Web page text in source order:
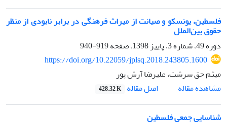
فلسطین، یونسکو و صیانت از میراث فرهنگی در برابر نابودی از منظر
حقوق بین‌الملل
دوره 49، شماره 3، پاییز 1398، صفحه
919-940
https://doi.org/10.22059/jplsq.2018.243805.1600
میثم حق سرشت، علیرضا آرش پور
مشاهده مقاله
اصل مقاله 428.32 K
شناسایی جمعی فلسطین